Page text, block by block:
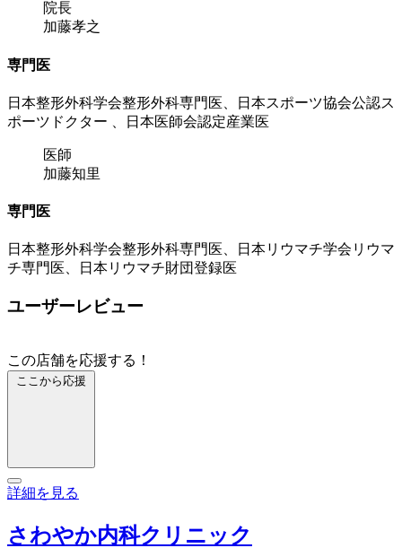
院長
加藤孝之
専門医
日本整形外科学会整形外科専門医、日本スポーツ協会公認ス
ポーツドクター 、日本医師会認定産業医
医師
加藤知里
専門医
日本整形外科学会整形外科専門医、日本リウマチ学会リウマ
チ専門医、日本リウマチ財団登録医
ユーザーレビュー
この店舗を応援する！
ここから応援
詳細を見る
さわやか内科クリニック